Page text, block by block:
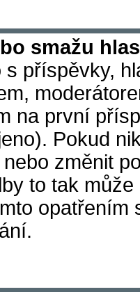
smažu
s příspěvky,
na první
Pokud
změnit
to tak